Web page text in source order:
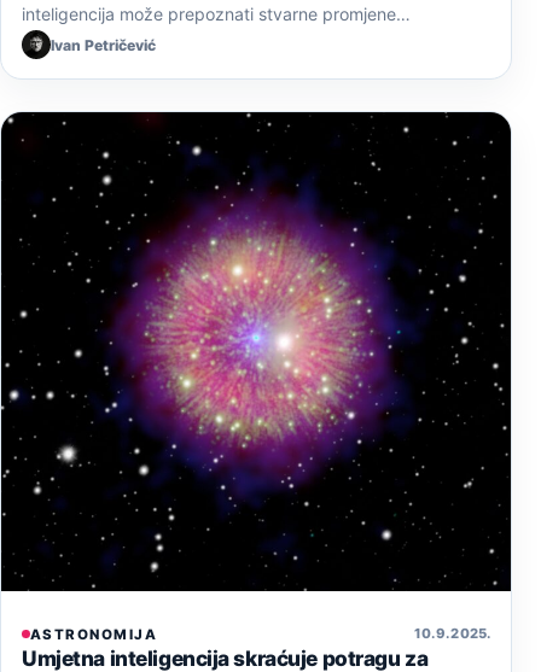
inteligencija može prepoznati stvarne promjene…
Ivan Petričević
ASTRONOMIJA 10. 9. 2025.
Umjetna inteligencija skraćuje potragu za